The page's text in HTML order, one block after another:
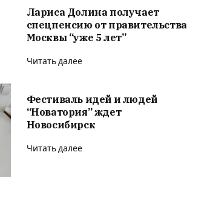
Лариса Долина получает
спецпенсию от правительства
Москвы “уже 5 лет”
Читать далее
Фестиваль идей и людей
“Новатория” ждет
Новосибирск
Читать далее